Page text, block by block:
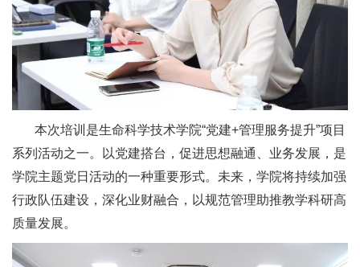
本次培训是生命科学技术学院“党建+管理服务提升”项目
系列活动之一。以党建搭台，促进思想融通、业务发展，是
学院主题党日活动的一种重要形式。未来，学院将持续加强
行政队伍建设，深化业财融合，以规范管理助推教学科研高
质量发展。